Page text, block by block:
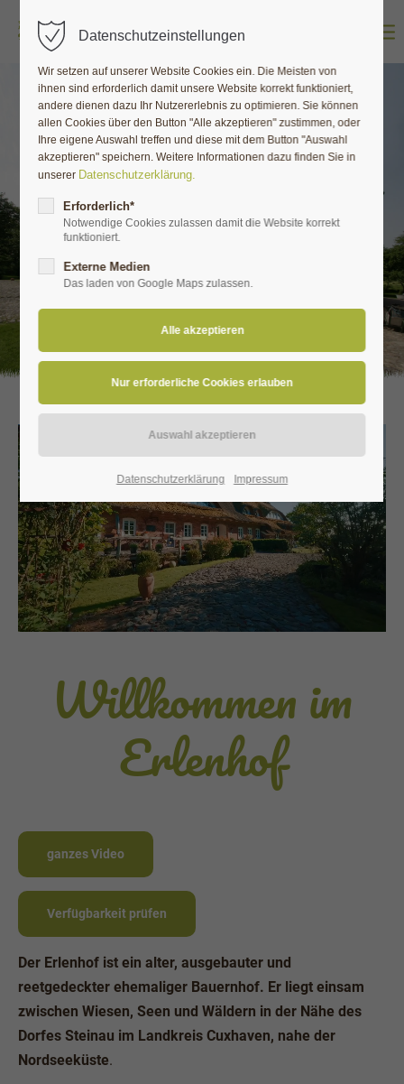
Willkommen im
Erlenhof
ganzes Video
Verfügbarkeit prüfen
Der Erlenhof ist ein alter, ausgebauter und
reetgedeckter ehemaliger Bauernhof. Er liegt einsam
zwischen Wiesen, Seen und Wäldern in der Nähe des
Dorfes Steinau im Landkreis Cuxhaven, nahe der
Nordseeküste.
Datenschutzeinstellungen
Wir setzen auf unserer Website Cookies ein. Die Meisten von
ihnen sind erforderlich damit unsere Website korrekt funktioniert,
andere dienen dazu Ihr Nutzererlebnis zu optimieren. Sie können
allen Cookies über den Button "Alle akzeptieren" zustimmen, oder
Ihre eigene Auswahl treffen und diese mit dem Button "Auswahl
akzeptieren" speichern. Weitere Informationen dazu finden Sie in
unserer Datenschutzerklärung.
Erforderlich*
Notwendige Cookies zulassen damit die Website korrekt
funktioniert.
Externe Medien
Das laden von Google Maps zulassen.
Datenschutzerklärung Impressum